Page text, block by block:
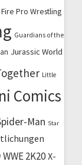
Fire Pro Wrestling
Guardians of the
Jurassic World
Little
Comics
Man Star
WWE 2K20 X-